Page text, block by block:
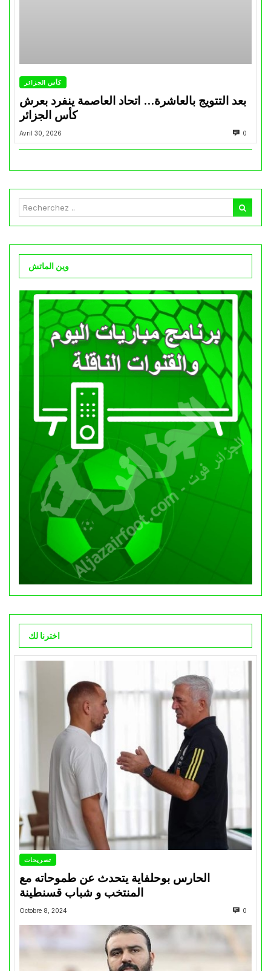
كأس الجزائر
بعد التتويج بالعاشرة… اتحاد العاصمة ينفرد بعرش
كأس الجزائر
Avril 30, 2026 0
وين الماتش
اخترنا لك
تصريحات
الحارس بوحلفاية يتحدث عن طموحاته مع
المنتخب و شباب قسنطينة
Octobre 8, 2024 0